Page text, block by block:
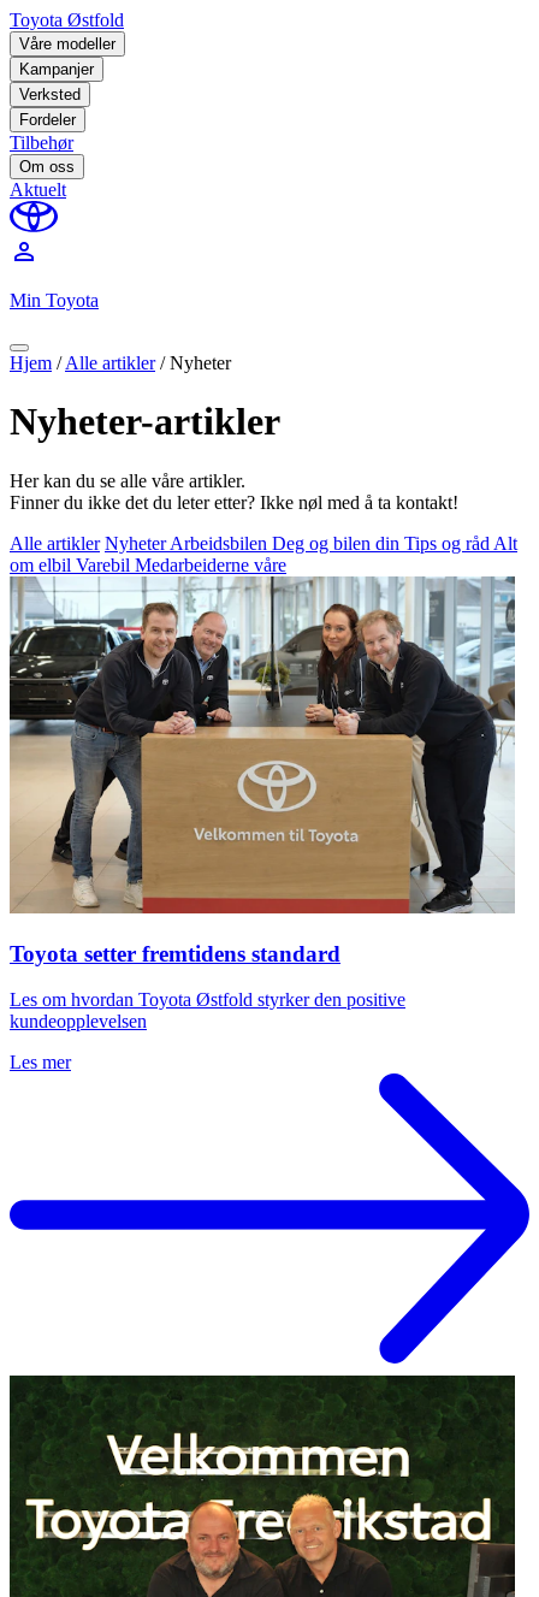
Toyota Østfold
Våre modeller
Kampanjer
Verksted
Fordeler
Tilbehør
Om oss
Aktuelt
perm_identity
Min Toyota
Hjem /Alle artikler /Nyheter
Nyheter-artikler
Her kan du se alle våre artikler.
Finner du ikke det du leter etter? Ikke nøl med å ta kontakt!
Alle artikler NyheterArbeidsbilen Deg og bilen din Tips og råd Alt
om elbil Varebil Medarbeiderne våre
Toyota setter fremtidens standard
Les om hvordan Toyota Østfold styrker den positive
kundeopplevelsen
Les mer